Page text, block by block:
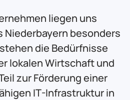
liegen uns
Niederbayern besonders
die Bedürfnisse
lokalen Wirtschaft und
zur Förderung einer
IT-Infrastruktur in